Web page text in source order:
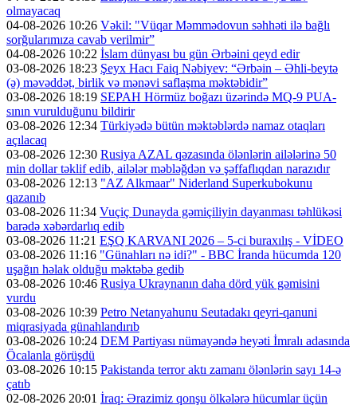
olmayacaq
04-08-2026 10:26 Vəkil: "Vüqar Məmmədovun səhhəti ilə bağlı
sorğularımıza cavab verilmir”
04-08-2026 10:22 İslam dünyası bu gün Ərbəini qeyd edir
03-08-2026 18:23 Şeyx Hacı Faiq Nəbiyev: “Ərbəin – Əhli-beytə
(ə) məvəddət, birlik və mənəvi saflaşma məktəbidir”
03-08-2026 18:19 SEPAH Hörmüz boğazı üzərində MQ-9 PUA-
sının vurulduğunu bildirir
03-08-2026 12:34 Türkiyədə bütün məktəblərdə namaz otaqları
açılacaq
03-08-2026 12:30 Rusiya AZAL qəzasında ölənlərin ailələrinə 50
min dollar təklif edib, ailələr məbləğdən və şəffaflıqdan narazıdır
03-08-2026 12:13 "AZ Alkmaar" Niderland Superkubokunu
qazanıb
03-08-2026 11:34 Vuçiç Dunayda gəmiçiliyin dayanması təhlükəsi
barədə xəbərdarlıq edib
03-08-2026 11:21 EŞQ KARVANI 2026 – 5-ci buraxılış - VİDEO
03-08-2026 11:16 "Günahları nə idi?" - BBC İranda hücumda 120
uşağın həlak olduğu məktəbə gedib
03-08-2026 10:46 Rusiya Ukraynanın daha dörd yük gəmisini
vurdu
03-08-2026 10:39 Petro Netanyahunu Seutadakı qeyri-qanuni
miqrasiyada günahlandırıb
03-08-2026 10:24 DEM Partiyası nümayəndə heyəti İmralı adasında
Öcalanla görüşdü
03-08-2026 10:15 Pakistanda terror aktı zamanı ölənlərin sayı 14-ə
çatıb
02-08-2026 20:01 İraq: Ərazimiz qonşu ölkələrə hücumlar üçün